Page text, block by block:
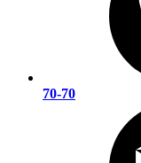
70-70